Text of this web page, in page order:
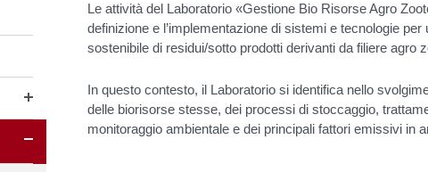
Le attività del Laboratorio «Gestione Bio Risorse Agro
definizione e l’implementazione di sistemi e tecnologie
sostenibile di residui/sotto prodotti derivanti da filiere agro
In questo contesto, il Laboratorio si identifica nello
delle biorisorse stesse, dei processi di stoccaggio,
monitoraggio ambientale e dei principali fattori emissivi in